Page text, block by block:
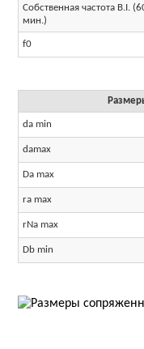
Собственная частота B.I.
мин.)
f0
da min
damax
Da max
ra max
rNa max
Db min